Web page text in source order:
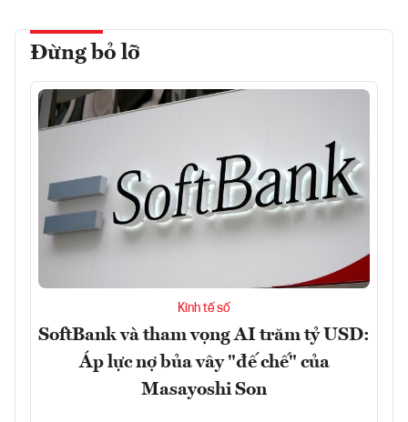
Đừng bỏ lỡ
Kinh tế số
SoftBank và tham vọng AI trăm tỷ USD:
Áp lực nợ bủa vây "đế chế" của
Masayoshi Son